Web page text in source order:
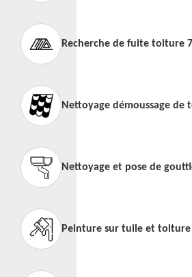
Recherche de fuite toiture
Nettoyage démoussage de
Nettoyage et pose de
Peinture sur tuile et toiture